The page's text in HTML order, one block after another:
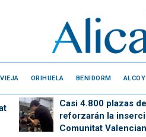
ORIHUELA BENIDORM ALCOY
Casi 4.800 plazas
reforzarán la
Comunitat